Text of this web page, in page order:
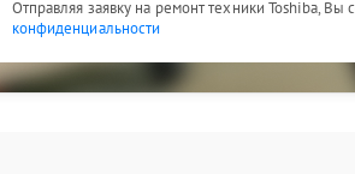
Отправляя заявку на ремонт техники Toshiba, Вы
конфиденциальности